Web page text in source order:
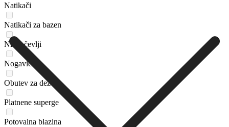
Natikači
Natikači za bazen
Nizki čevlji
Nogavice
Obutev za dež
Platnene superge
Potovalna blazina